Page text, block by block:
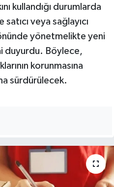
kullandığı durumlarda
veya sağlayıcı
yönetmelikte yeni
duyurdu. Böylece,
korunmasına
sürdürülecek.